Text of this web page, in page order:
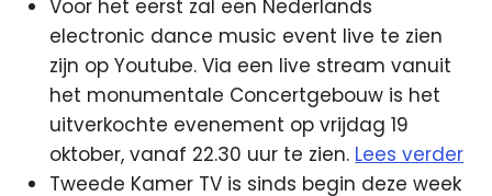
Voor het eerst zal een Nederlands
electronic dance music event live te zien
zijn op Youtube. Via een live stream vanuit
het monumentale Concertgebouw is het
uitverkochte evenement op vrijdag 19
oktober, vanaf 22.30 uur te zien. Lees verder
Tweede Kamer TV is sinds begin deze week